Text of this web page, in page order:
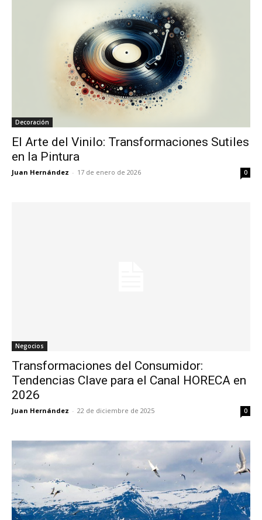
Decoración
El Arte del Vinilo: Transformaciones Sutiles
en la Pintura
Juan Hernández - 17 de enero de 2026 0
Negocios
Transformaciones del Consumidor:
Tendencias Clave para el Canal HORECA en
2026
Juan Hernández - 22 de diciembre de 2025 0